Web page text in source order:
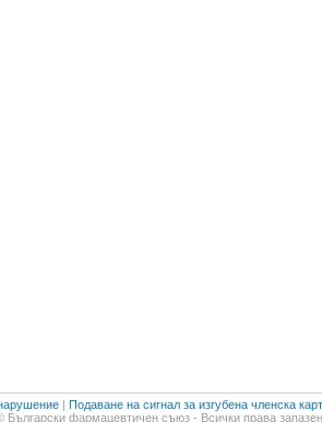
| Подаване на сигнал за изгубена членска
Български фармацевтичен съюз - Всички права